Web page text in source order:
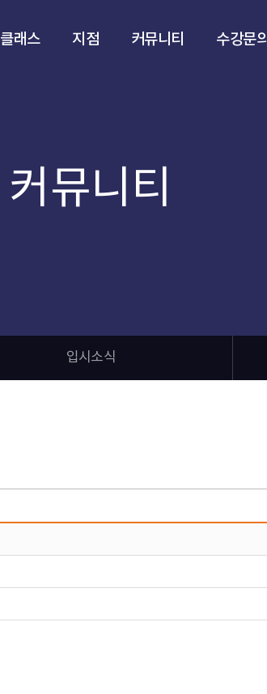
클래스 지점 커뮤니티 수강문의
커뮤니티
입시소식